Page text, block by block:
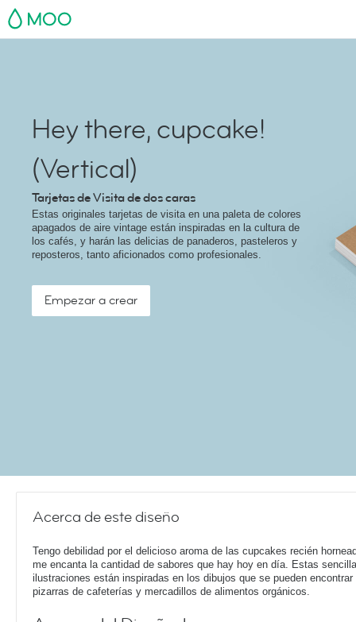
MOO
Hey there, cupcake!
(Vertical)
Tarjetas de Visita de dos caras
Estas originales tarjetas de visita en una paleta de colores
apagados de aire vintage están inspiradas en la cultura de
los cafés, y harán las delicias de panaderos, pasteleros y
reposteros, tanto aficionados como profesionales.
Empezar a crear
Acerca de este diseño
Tengo debilidad por el delicioso aroma de las cupcakes recién
me encanta la cantidad de sabores que hay hoy en día. Estas
ilustraciones están inspiradas en los dibujos que se pueden encontrar
pizarras de cafeterías y mercadillos de alimentos orgánicos.